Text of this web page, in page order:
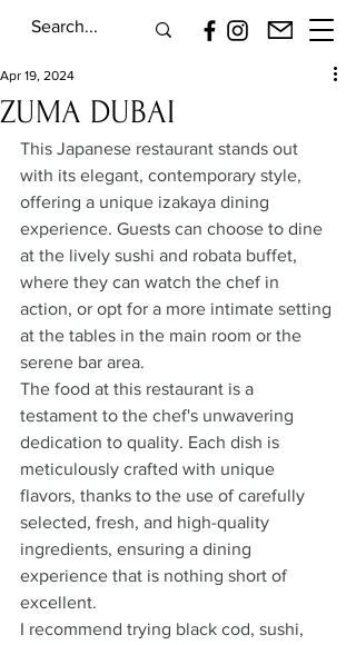
ZUMA DUBAI
Apr 19, 2024
This Japanese restaurant stands out
with its elegant, contemporary style,
offering a unique izakaya dining
experience. Guests can choose to dine
at the lively sushi and robata buffet,
where they can watch the chef in
action, or opt for a more intimate setting
at the tables in the main room or the
serene bar area.
The food at this restaurant is a
testament to the chef's unwavering
dedication to quality. Each dish is
meticulously crafted with unique
flavors, thanks to the use of carefully
selected, fresh, and high-quality
ingredients, ensuring a dining
experience that is nothing short of
excellent.
I recommend trying black cod, sushi,